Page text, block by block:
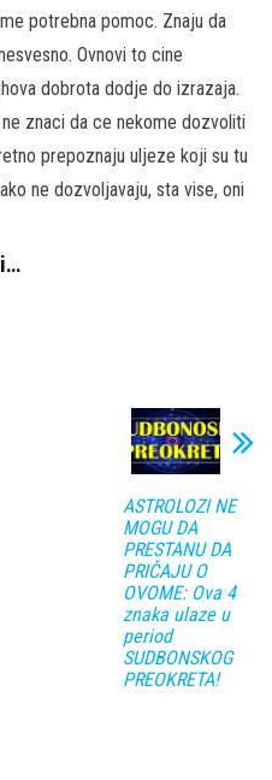
potrebna pomoc. Znaju da
Ovnovi to cine
dobrota dodje do izrazaja.
znaci da ce nekome dozvoliti
prepoznaju uljeze koji su tu
ne dozvoljavaju, sta vise, oni
ASTROLOZI NE
MOGU DA
PRESTANU DA
PRIČAJU O
OVOME: Ova 4
znaka ulaze u
period
SUDBONSKOG
PREOKRETA!